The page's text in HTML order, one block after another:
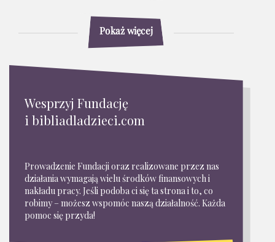
Pokaż więcej
Wesprzyj Fundację
i bibliadladzieci.com
Prowadzenie Fundacji oraz realizowane przez nas
działania wymagają wielu środków finansowych i
nakładu pracy. Jeśli podoba ci się ta strona i to, co
robimy – możesz wspomóc naszą działalność. Każda
pomoc się przyda!